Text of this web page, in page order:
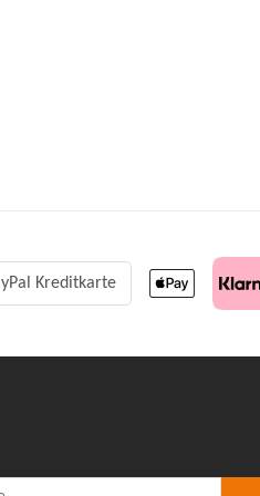
Kreditkarte
Abonnieren